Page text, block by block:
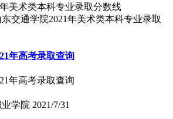
东交通学院2021年美术类本科专业录取
年高考录取查询
年高考录取查询
学院 2021/7/31